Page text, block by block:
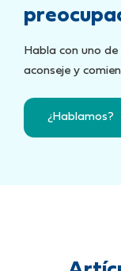
Habla con uno
aconseje y
¿Hablamos?